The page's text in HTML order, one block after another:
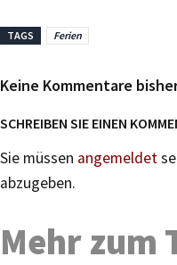
TAGS Ferien
Keine Kommentare
SCHREIBEN SIE EINEN
Sie müssen angemeldet
abzugeben.
Mehr zum